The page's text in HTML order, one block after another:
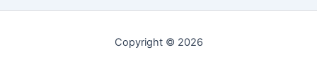
Copyright © 2026